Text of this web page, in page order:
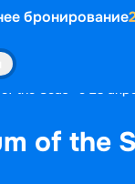
бронирование
the Seas» с 23
of the